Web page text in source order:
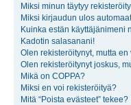
Miksi minun täytyy
Miksi kirjaudun ulos
Kuinka estän käyttäjänimeni
Kadotin salasanani!
Olen rekisteröitynyt, mutta
Olen rekisteröitynyt joskus,
Mikä on COPPA?
Miksi en voi rekisteröityä?
Mitä “Poista evästeet” tekee?